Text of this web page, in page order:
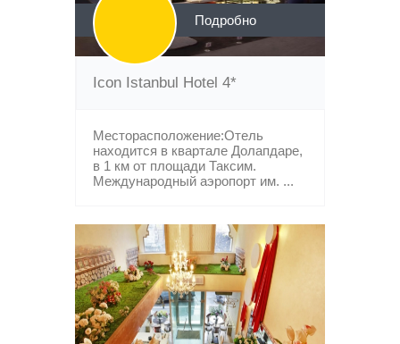
Подробно
Icon Istanbul Hotel 4*
Месторасположение:Отель
находится в квартале Долапдаре,
в 1 км от площади Таксим.
Международный аэропорт им. ...